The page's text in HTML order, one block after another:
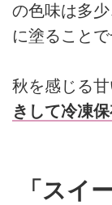
の色味は多
に塗ることで
秋を感じる
きして冷凍
「スイ